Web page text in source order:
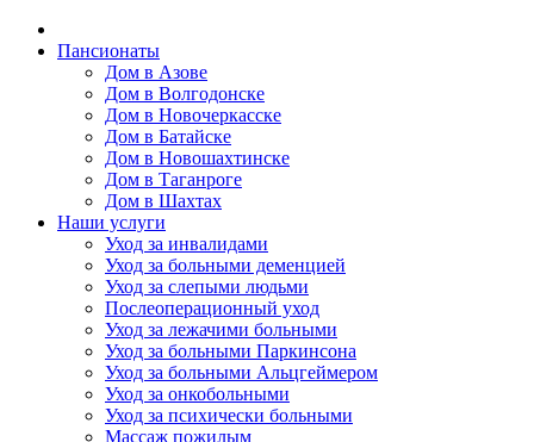
Пансионаты
Дом в Азове
Дом в Волгодонске
Дом в Новочеркасске
Дом в Батайске
Дом в Новошахтинске
Дом в Таганроге
Дом в Шахтах
Наши услуги
Уход за инвалидами
Уход за больными деменцией
Уход за слепыми людьми
Послеоперационный уход
Уход за лежачими больными
Уход за больными Паркинсона
Уход за больными Альцгеймером
Уход за онкобольными
Уход за психически больными
Массаж пожилым